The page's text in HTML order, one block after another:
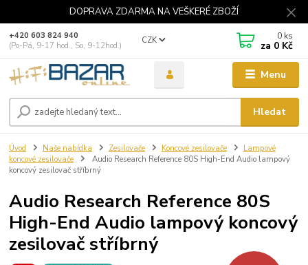
DOPRAVA ZDARMA NA VEŠKERÉ ZBOŽÍ
Menu
CZK
Hledat
+420 603 824 940
(Po-Pá, 9-17 hod., So, 9-12hod.)
0 ks
za 0 Kč
Úvod Naše nabídka Zesilovače Koncové zesilovače
Lampové
koncové zesilovače
Audio Research Reference 80S High-End Audio lampový
koncový zesilovač stříbrný
Audio Research Reference 80S
High-End Audio lampový koncový
zesilovač stříbrný